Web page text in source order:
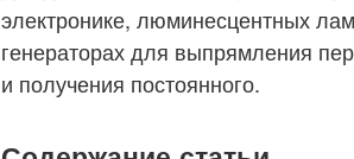
электронике, люминесцентных
генераторах для выпрямления
и получения постоянного.